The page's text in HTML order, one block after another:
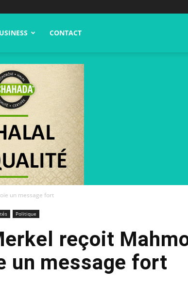
CONTACT
un message fort
Politique
reçoit
un message fort